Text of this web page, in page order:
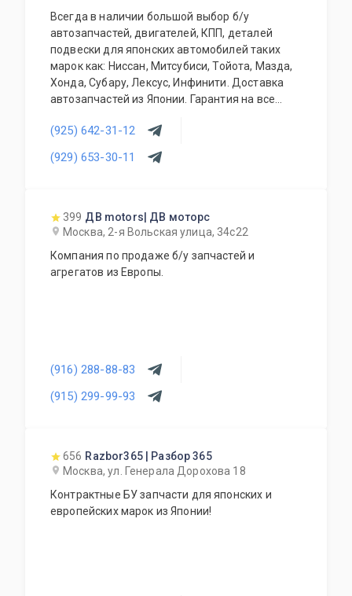
Всегда в наличии большой выбор б/у
автозапчастей, двигателей, КПП, деталей
подвески для японских автомобилей таких
марок как: Ниссан, Митсубиси, Тойота, Мазда,
Хонда, Субару, Лексус, Инфинити. Доставка
автозапчастей из Японии. Гарантия на все
(925) 642-31-12
(929) 653-30-11
399 ДВ motors| ДВ моторс
Москва, 2-я Вольская улица, 34с22
Компания по продаже б/у запчастей и
агрегатов из Европы.
(916) 288-88-83
(915) 299-99-93
656 Razbor365 | Разбор 365
Москва, ул. Генерала Дорохова 18
Контрактные БУ запчасти для японских и
европейских марок из Японии!